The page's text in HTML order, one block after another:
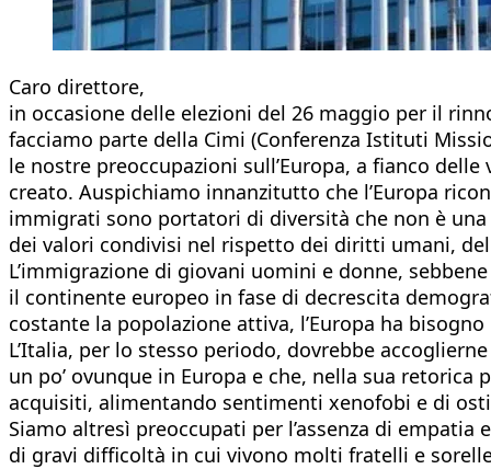
Caro direttore,
in occasione delle elezioni del 26 maggio per il
facciamo parte della Cimi (Conferenza Istituti
le nostre preoccupazioni sull’Europa, a fianco
creato. Auspichiamo innanzitutto che l’Europa
immigrati sono portatori di diversità che non è
dei valori condivisi nel rispetto dei diritti umani,
L’immigrazione di giovani uomini e donne,
il continente europeo in fase di decrescita
costante la popolazione attiva, l’Europa ha
L’Italia, per lo stesso periodo, dovrebbe
un po’ ovunque in Europa e che, nella sua
acquisiti, alimentando sentimenti xenofobi e di
Siamo altresì preoccupati per l’assenza di
di gravi difficoltà in cui vivono molti fratelli e